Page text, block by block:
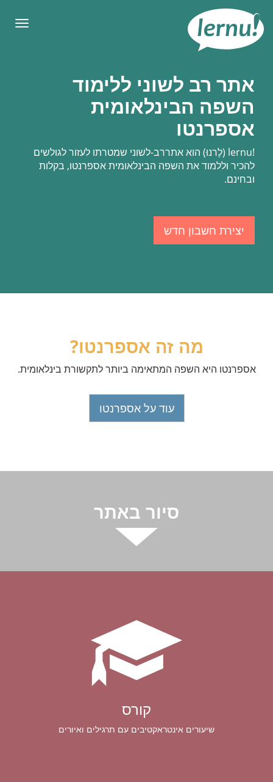
העניינים
אתר רב לשוני ללימוד
השפה הבינלאומית
אספרנטו
lernu! (לֶרנוּ) הוא אתררב-לשוני שמטרתו לעזור לגולשים
להכיר וללמוד את השפה הבינלאומית אספרנטו, בקלות
ובחינם.
יצירת חשבון חדש
מה זה אספרנטו?
אספרנטו היא השפה המתאימה ביותר לתקשורת בינלאומית.
עוד על אספרנטו
סיור באתר
קורס
שיעורים אינטראקטיבים עם תרגילים ואיורים